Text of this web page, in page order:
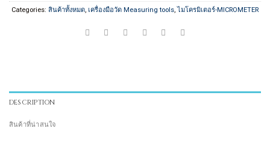
Categories: สินค้าทั้งหมด, เครื่องมือวัด Measuring tools,ไมโครมิเตอร์-MICROMETER
DESCRIPTION
สินค้าที่น่าสนใจ